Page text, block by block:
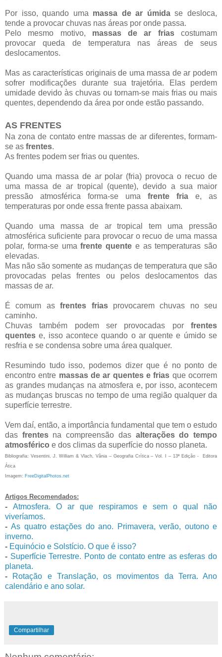
Por isso, quando uma massa de ar úmidase desloca,
tende a provocar chuvas nas áreas por onde passa.
Pelo mesmo motivo, massas de ar friascostumam
provocar queda de temperatura nas áreas de seus
deslocamentos.
Mas as características originais de uma massa de ar podem
sofrer modificações durante sua trajetória. Elas perdem
umidade devido às chuvas ou tornam-se mais frias ou mais
quentes, dependendo da área por onde estão passando.
AS FRENTES
Na zona de contato entre massas de ar diferentes, formam-
se as frentes.
As frentes podem ser frias ou quentes.
Quando uma massa de ar polar (fria) provoca o recuo de
uma massa de ar tropical (quente), devido a sua maior
pressão atmosférica forma-se uma frente fria e, as
temperaturas por onde essa frente passa abaixam.
Quando uma massa de ar tropical tem uma pressão
atmosférica suficiente para provocar o recuo de uma massa
polar, forma-se umafrente quente e as temperaturas são
elevadas.
Mas não são somente as mudanças de temperatura que são
provocadas pelas frentes ou pelos deslocamentos das
massas de ar.
É comum asfrentes friasprovocarem chuvas no seu
caminho.
Chuvas também podem ser provocadas por frentes
quentes e, isso acontece quando o ar quente e úmido se
resfria e se condensa sobre uma área qualquer.
Resumindo tudo isso, podemos dizer que é no ponto de
encontro entre massas de ar quentes e frias que ocorrem
as grandes mudanças na atmosfera e, por isso, acontecem
as mudanças bruscas no tempo de uma região qualquer da
superfície terrestre.
Vem daí, então, a importância fundamental que tem o estudo
das frentesna compreensão das alterações do tempo
atmosférico e dos climas da superfície do nosso planeta.
Bibliografia: Vesentini, J. William & Vlach, Vânia – Geografia Crítica – Vol. I – 13ª Edição - Editora
Ática
Imagem: FreeDigitalPhotos.net
Artigos Recomendados:
- Atmosfera. O ar que respiramos e sem o qual não
viveríamos.
-As quatro estações do ano. Primavera, verão, outono e
inverno.
- Equinócio e Solstício. O que é isso?
- Superfície Terrestre. Ponto de contato entre as esferas do
planeta.
-
Rotação e Translação, os movimentos da Terra. Ano
calendário e ano solar.
Compartilhar